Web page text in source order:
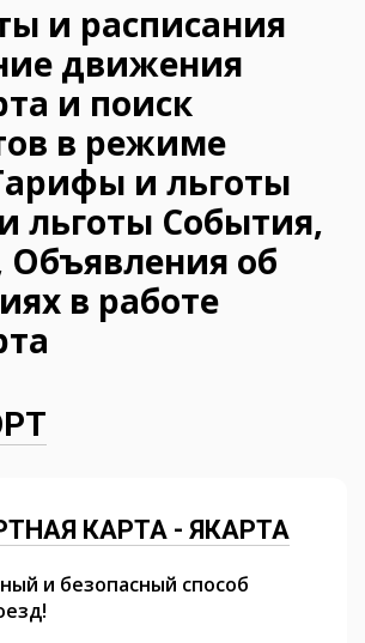
и расписания
движения
и поиск
в режиме
и льготы
льготы События,
Объявления об
в работе
КАРТА - ЯКАРТА
и безопасный способ